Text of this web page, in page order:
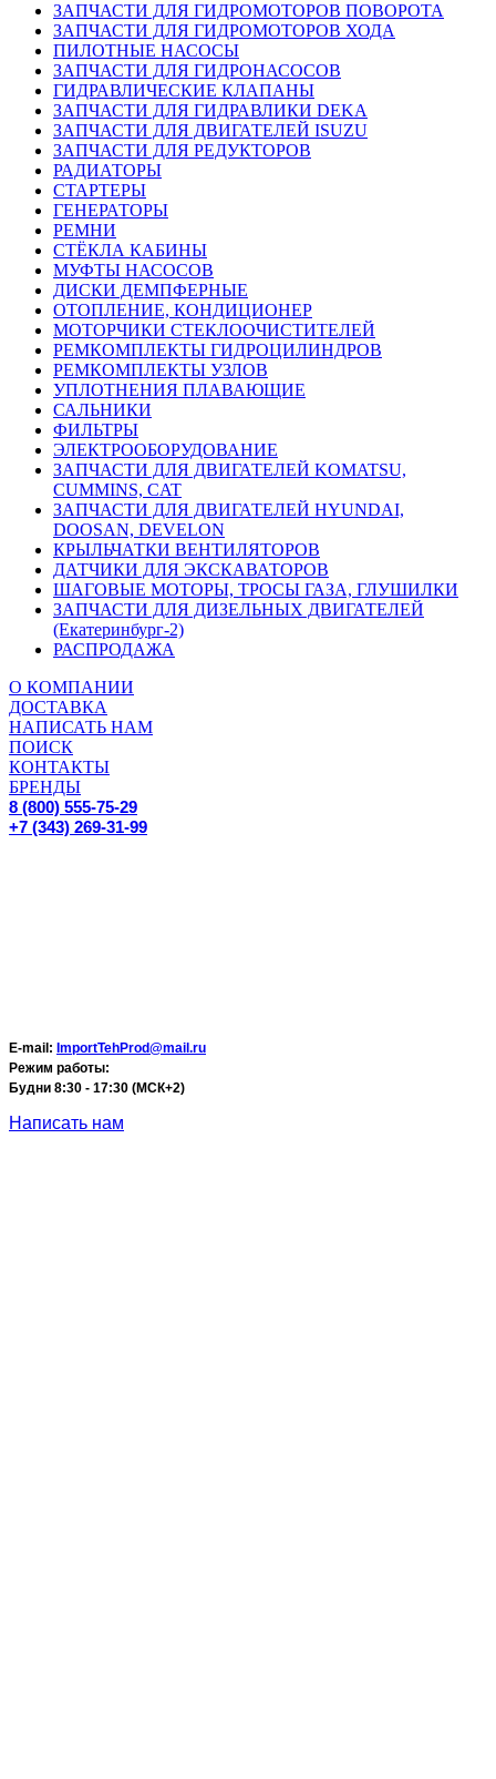
ЗАПЧАСТИ ДЛЯ ГИДРОМОТОРОВ ПОВОРОТА
ЗАПЧАСТИ ДЛЯ ГИДРОМОТОРОВ ХОДА
ПИЛОТНЫЕ НАСОСЫ
ЗАПЧАСТИ ДЛЯ ГИДРОНАСОСОВ
ГИДРАВЛИЧЕСКИЕ КЛАПАНЫ
ЗАПЧАСТИ ДЛЯ ГИДРАВЛИКИ DEKA
ЗАПЧАСТИ ДЛЯ ДВИГАТЕЛЕЙ ISUZU
ЗАПЧАСТИ ДЛЯ РЕДУКТОРОВ
РАДИАТОРЫ
СТАРТЕРЫ
ГЕНЕРАТОРЫ
РЕМНИ
СТЁКЛА КАБИНЫ
МУФТЫ НАСОСОВ
ДИСКИ ДЕМПФЕРНЫЕ
ОТОПЛЕНИЕ, КОНДИЦИОНЕР
МОТОРЧИКИ СТЕКЛООЧИСТИТЕЛЕЙ
РЕМКОМПЛЕКТЫ ГИДРОЦИЛИНДРОВ
РЕМКОМПЛЕКТЫ УЗЛОВ
УПЛОТНЕНИЯ ПЛАВАЮЩИЕ
САЛЬНИКИ
ФИЛЬТРЫ
ЭЛЕКТРООБОРУДОВАНИЕ
ЗАПЧАСТИ ДЛЯ ДВИГАТЕЛЕЙ KOMATSU,
CUMMINS, CAT
ЗАПЧАСТИ ДЛЯ ДВИГАТЕЛЕЙ HYUNDAI,
DOOSAN, DEVELON
КРЫЛЬЧАТКИ ВЕНТИЛЯТОРОВ
ДАТЧИКИ ДЛЯ ЭКСКАВАТОРОВ
ШАГОВЫЕ МОТОРЫ, ТРОСЫ ГАЗА, ГЛУШИЛКИ
ЗАПЧАСТИ ДЛЯ ДИЗЕЛЬНЫХ ДВИГАТЕЛЕЙ
(Екатеринбург-2)
РАСПРОДАЖА
О КОМПАНИИ
ДОСТАВКА
НАПИСАТЬ НАМ
ПОИСК
КОНТАКТЫ
БРЕНДЫ
8 (800) 555-75-29
+7 (343) 269-31-99
E-mail: ImportTehProd@mail.ru
Режим работы:
Будни 8:30 - 17:30 (МСК+2)
Написать нам